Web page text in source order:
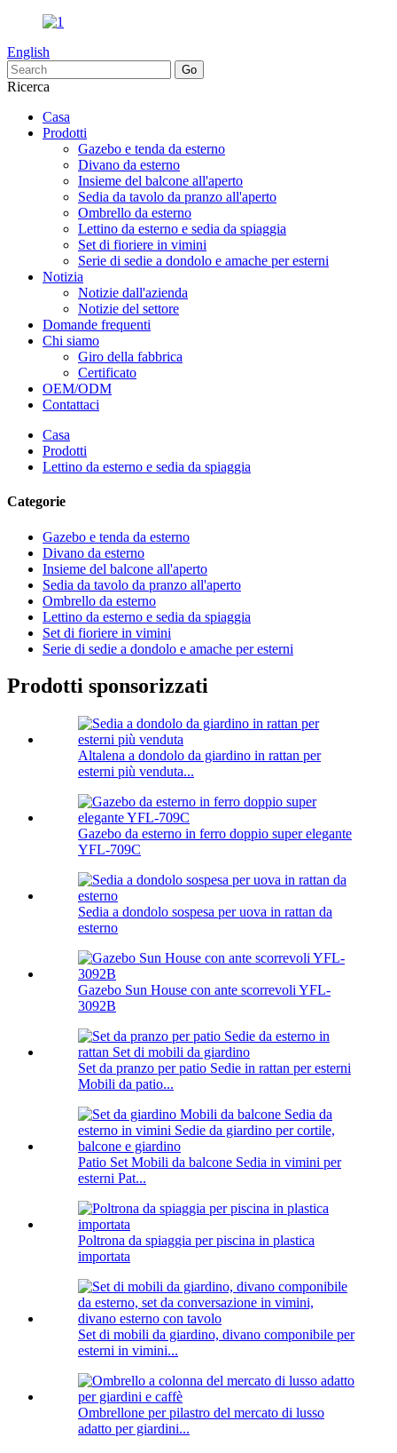
English
Ricerca
Casa
Prodotti
Gazebo e tenda da esterno
Divano da esterno
Insieme del balcone all'aperto
Sedia da tavolo da pranzo all'aperto
Ombrello da esterno
Lettino da esterno e sedia da spiaggia
Set di fioriere in vimini
Serie di sedie a dondolo e amache per esterni
Notizia
Notizie dall'azienda
Notizie del settore
Domande frequenti
Chi siamo
Giro della fabbrica
Certificato
OEM/ODM
Contattaci
Casa
Prodotti
Lettino da esterno e sedia da spiaggia
Categorie
Gazebo e tenda da esterno
Divano da esterno
Insieme del balcone all'aperto
Sedia da tavolo da pranzo all'aperto
Ombrello da esterno
Lettino da esterno e sedia da spiaggia
Set di fioriere in vimini
Serie di sedie a dondolo e amache per esterni
Prodotti sponsorizzati
Altalena a dondolo da giardino in rattan per
esterni più venduta...
Gazebo da esterno in ferro doppio super elegante
YFL-709C
Sedia a dondolo sospesa per uova in rattan da
esterno
Gazebo Sun House con ante scorrevoli YFL-
3092B
Set da pranzo per patio Sedie in rattan per esterni
Mobili da patio...
Patio Set Mobili da balcone Sedia in vimini per
esterni Pat...
Poltrona da spiaggia per piscina in plastica
importata
Set di mobili da giardino, divano componibile per
esterni in vimini...
Ombrellone per pilastro del mercato di lusso
adatto per giardini...